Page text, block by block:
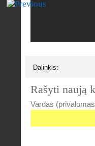
Dalinkis:
Rašyti naują
Vardas